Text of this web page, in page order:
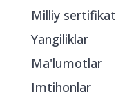
Milliy sertifikat
Yangiliklar
Ma'lumotlar
Imtihonlar